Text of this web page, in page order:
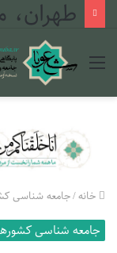
طهران،
منو
خانه/جامعه شناسی
جامعه شناسی